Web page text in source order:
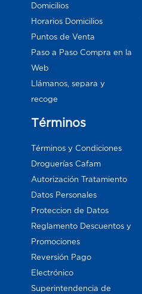
Domicilios
Horarios Domicilios
Puntos de Venta
Paso a Paso Compra en la
Web
Llámanos, separa y
recoge
Términos
Términos y Condiciones
Droguerías Cafam
Autorización Tratamiento
Datos Personales
Proteccion de Datos
Reglamento Descuentos y
Promociones
Reversión Pago
Electrónico
Superintendencia de